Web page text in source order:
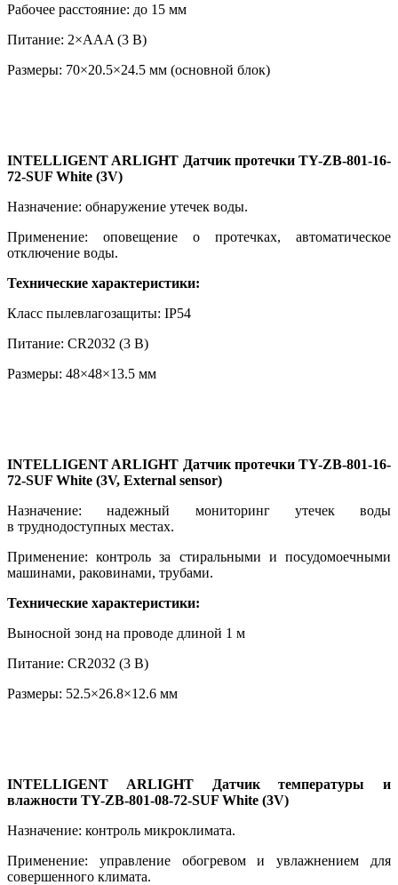
Рабочее расстояние: до 15 мм
Питание: 2×AAA (3 В)
Размеры: 70×20.5×24.5 мм (основной блок)
INTELLIGENT ARLIGHT Датчик протечки TY-ZB-801-16-
72-SUF White (3V)
Назначение: обнаружение утечек воды.
Применение: оповещение о протечках, автоматическое
отключение воды.
Технические характеристики:
Класс пылевлагозащиты: IP54
Питание: CR2032 (3 В)
Размеры: 48×48×13.5 мм
INTELLIGENT ARLIGHT Датчик протечки TY-ZB-801-16-
72-SUF White (3V, External sensor)
Назначение: надежный мониторинг утечек воды
в труднодоступных местах.
Применение: контроль за стиральными и посудомоечными
машинами, раковинами, трубами.
Технические характеристики:
Выносной зонд на проводе длиной 1 м
Питание: CR2032 (3 В)
Размеры: 52.5×26.8×12.6 мм
INTELLIGENT ARLIGHT Датчик температуры и
влажности TY-ZB-801-08-72-SUF White (3V)
Назначение: контроль микроклимата.
Применение: управление обогревом и увлажнением для
совершенного климата.